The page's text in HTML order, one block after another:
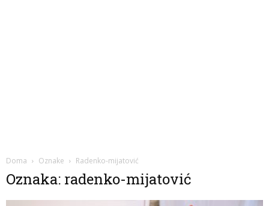
Doma Oznake Radenko-mijatović
Oznaka: radenko-mijatović